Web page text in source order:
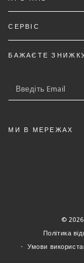
СЕРВІС
БАЖАЄТЕ
Введіть
Email
МИ В МЕРЕЖАХ
©
Політика
Умови